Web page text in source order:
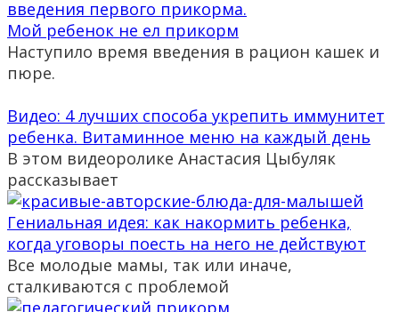
Мой ребенок не ел прикорм
Наступило время введения в рацион кашек и
пюре.
Видео: 4 лучших способа укрепить иммунитет
ребенка. Витаминное меню на каждый день
В этом видеоролике Анастасия Цыбуляк
рассказывает
Гениальная идея: как накормить ребенка,
когда уговоры поесть на него не действуют
Все молодые мамы, так или иначе,
сталкиваются с проблемой